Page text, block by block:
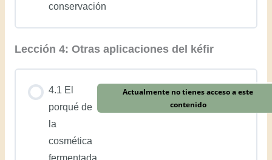
conservación
Lección 4: Otras aplicaciones del kéfir
4.1 El
porqué de
la
cosmética
Actualmente no tienes acceso a este
contenido